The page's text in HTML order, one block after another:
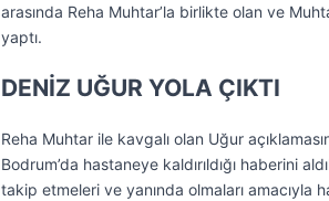
arasında Reha Muhtar’la birlikte olan ve
yaptı.
DENİZ UĞUR YOLA ÇIKTI
Reha Muhtar ile kavgalı olan Uğur
Bodrum’da hastaneye kaldırıldığı haberini
takip etmeleri ve yanında olmaları amacıyla